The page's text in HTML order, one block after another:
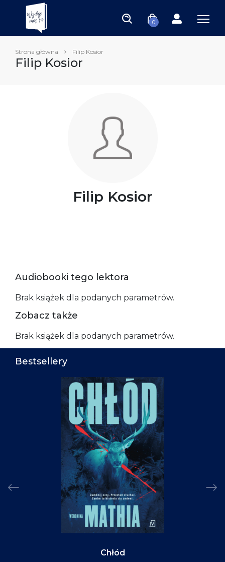
0
Strona główna Filip Kosior
Filip Kosior
Filip Kosior
Audiobooki tego lektora
Brak książek dla podanych parametrów.
Zobacz także
Brak książek dla podanych parametrów.
Bestsellery
Chłód